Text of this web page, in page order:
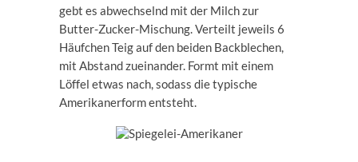
gebt es abwechselnd mit der Milch zur
Butter-Zucker-Mischung. Verteilt jeweils 6
Häufchen Teig auf den beiden Backblechen,
mit Abstand zueinander. Formt mit einem
Löffel etwas nach, sodass die typische
Amerikanerform entsteht.